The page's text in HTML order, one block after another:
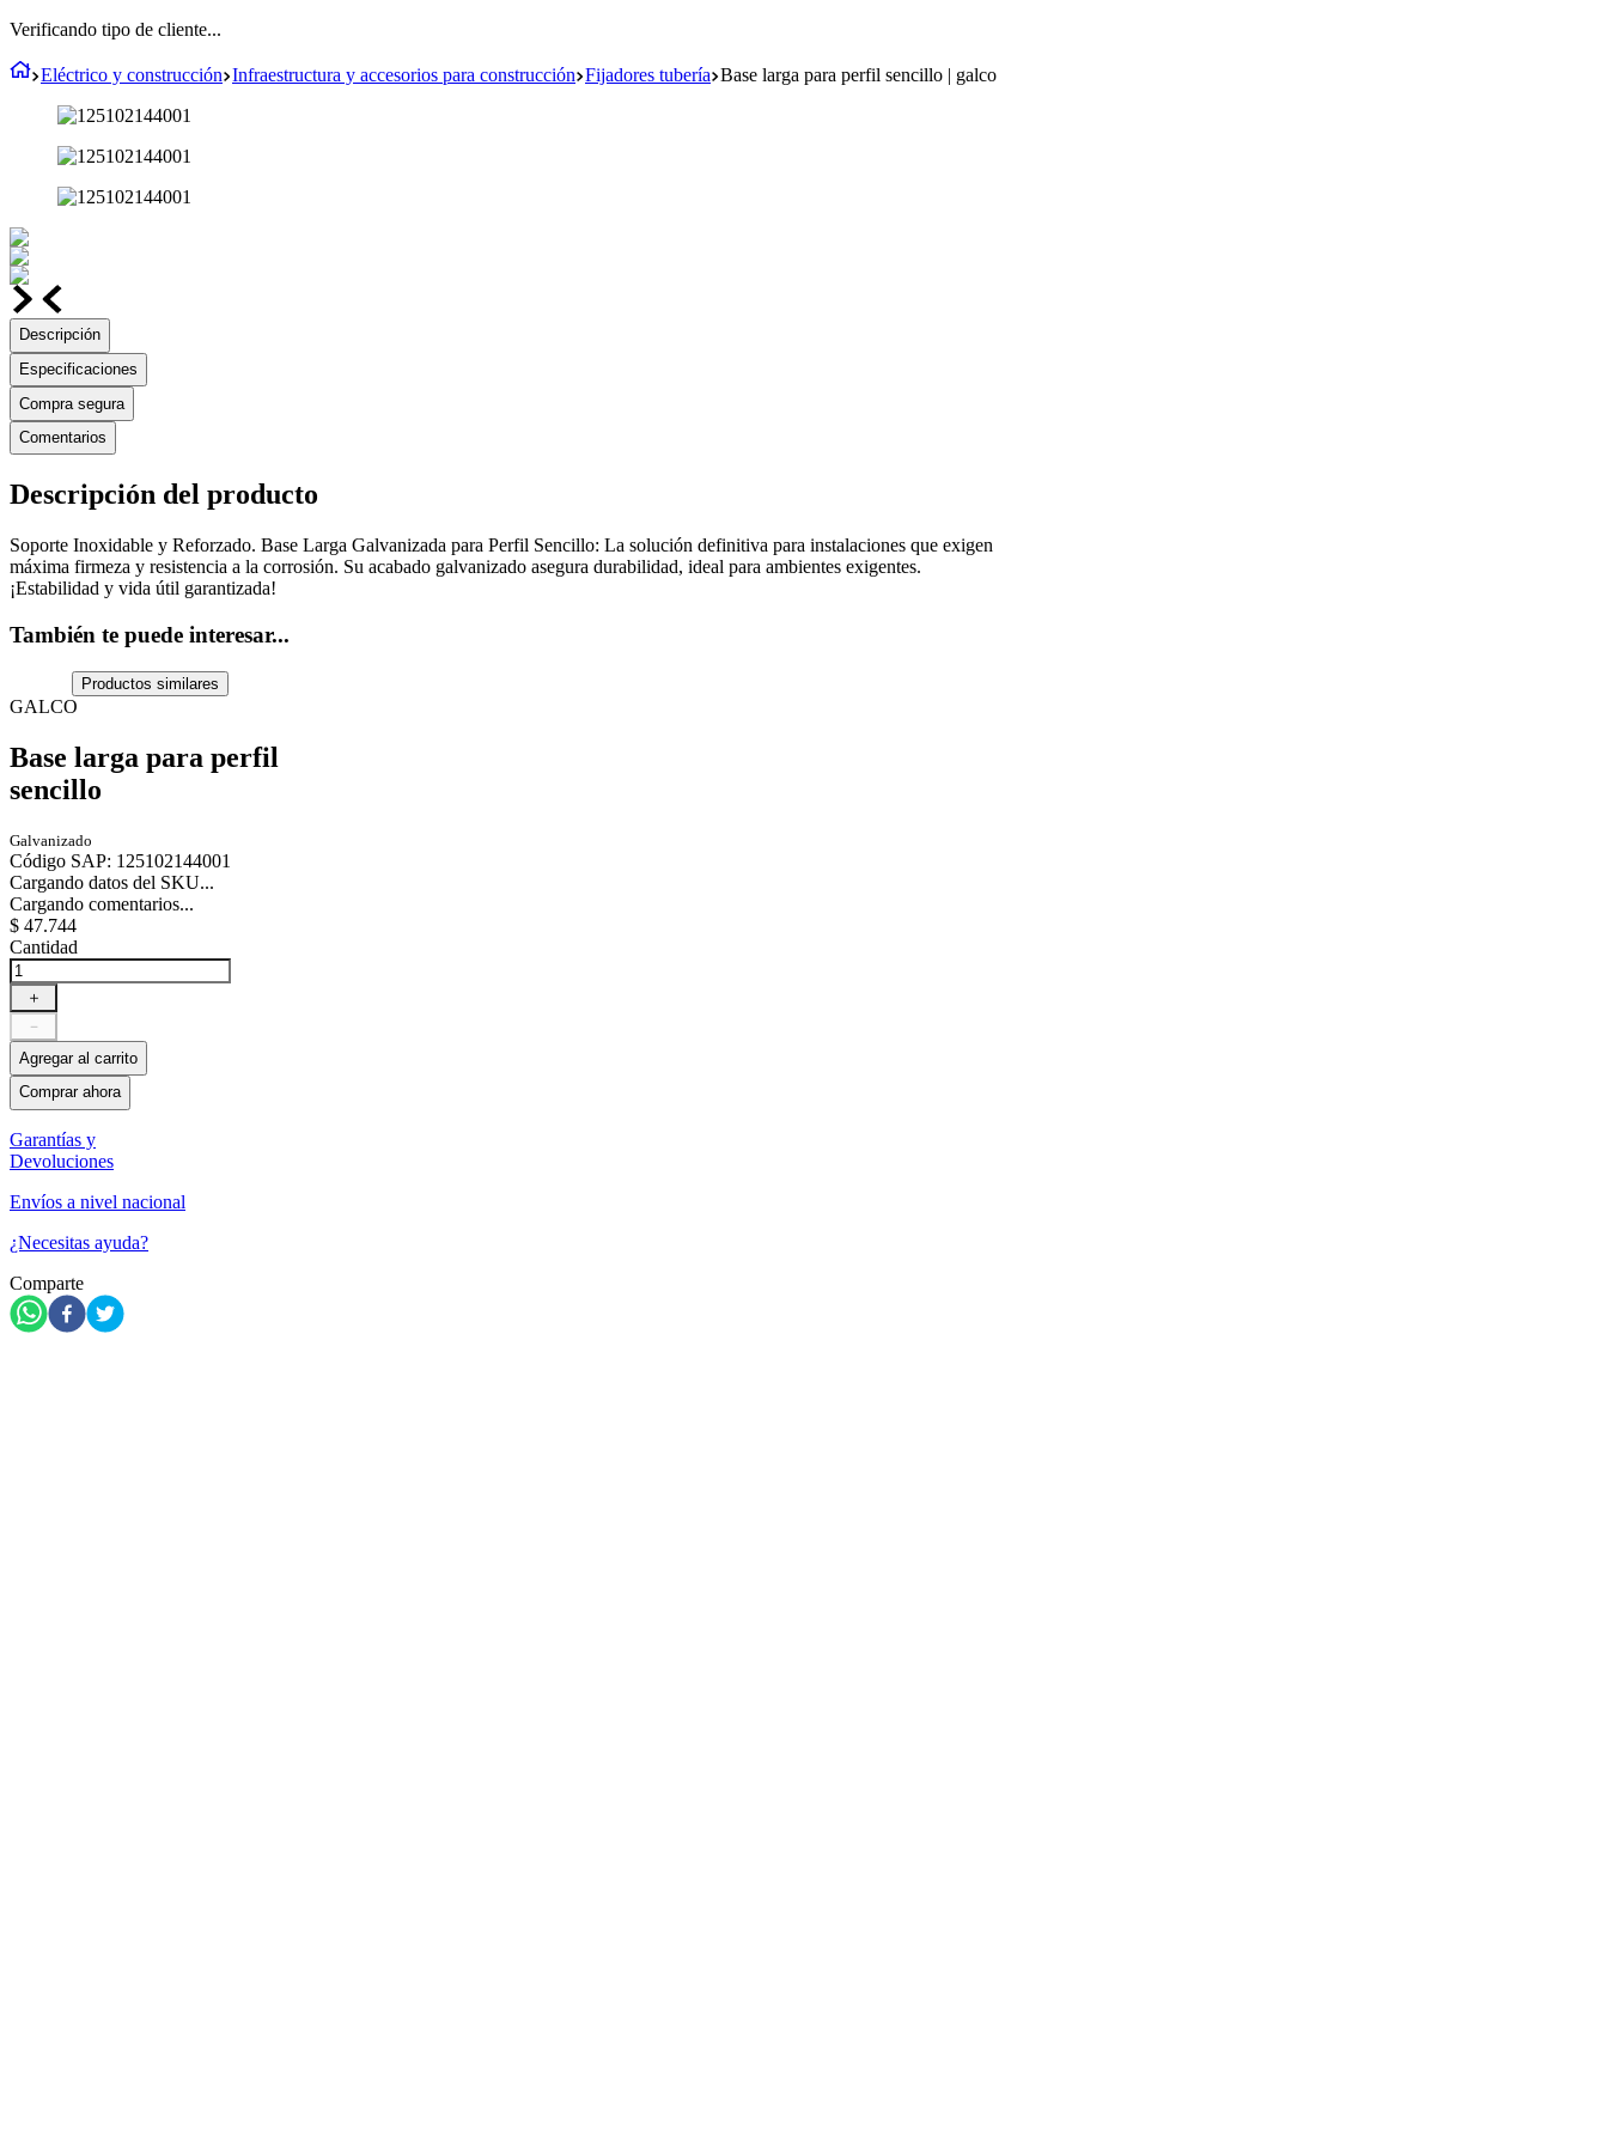
Verificando tipo de cliente...
Eléctrico y construcción Infraestructura y accesorios para construcción Fijadores tubería Base larga para perfil sencillo | galco
Descripción
Especificaciones
Compra segura
Comentarios
Descripción del producto
Soporte Inoxidable y Reforzado. Base Larga Galvanizada para Perfil Sencillo: La solución definitiva para instalaciones que exigen
máxima firmeza y resistencia a la corrosión. Su acabado galvanizado asegura durabilidad, ideal para ambientes exigentes.
¡Estabilidad y vida útil garantizada!
También te puede interesar...
Productos similares
GALCO
Base larga para perfil
sencillo
Galvanizado
Código SAP: 125102144001
Cargando datos del SKU...
Cargando comentarios...
$ 47.744
Cantidad
＋
－
Agregar al carrito
Comprar ahora
Garantías y
Devoluciones
Envíos a nivel nacional
¿Necesitas ayuda?
Comparte